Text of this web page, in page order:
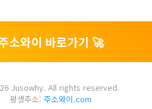
소와이 바로가기 🚀
Jusowhy. All rights reserved.
평생주소: 주소와이.com